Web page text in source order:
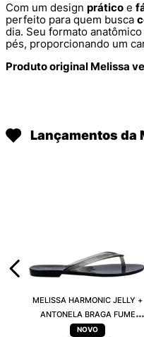
Com um design prático e
perfeito para quem busca
dia. Seu formato
pés, proporcionando um
Produto original Melissa
Lançamentos da
MELISSA HARMONIC JELLY +
ANTONELA BRAGA FUME
TRANSPARENTE 38263